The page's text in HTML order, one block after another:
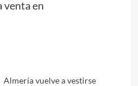
venta en
Almería vuelve a vestirse